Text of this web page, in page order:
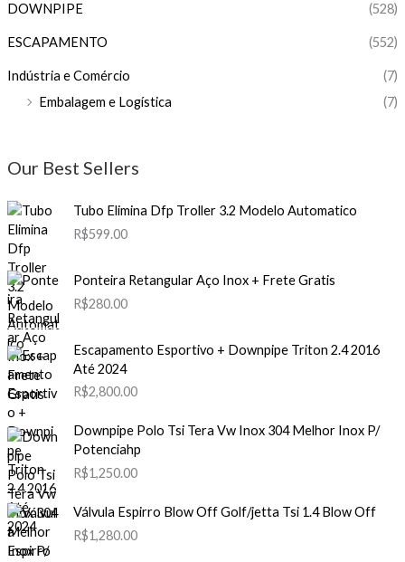
DOWNPIPE (528)
ESCAPAMENTO (552)
Indústria e Comércio
(7)
Embalagem e Logística
(7)
Our Best Sellers
Tubo Elimina Dfp Troller 3.2 Modelo Automatico
R$599.00
Ponteira Retangular Aço Inox + Frete Gratis
R$280.00
Escapamento Esportivo + Downpipe Triton 2.4 2016
Até 2024
R$2,800.00
Downpipe Polo Tsi Tera Vw Inox 304 Melhor Inox P/
Potenciahp
R$1,250.00
Válvula Espirro Blow Off Golf/jetta Tsi 1.4 Blow Off
R$1,280.00